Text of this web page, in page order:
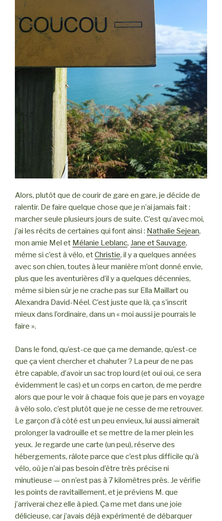
Alors, plutôt que de courir de gare en gare, je décide de
ralentir. De faire quelque chose que je n’ai jamais fait :
marcher seule plusieurs jours de suite. C’est qu’avec moi,
j’ai les récits de certaines qui font ainsi : Nathalie Sejean,
mon amie Mel et Mélanie Leblanc, Jane et Sauvage,
même si c’est à vélo, etChristie, il y a quelques années
avec son chien, toutes à leur manière m’ont donné envie,
plus que les aventurières d’il y a quelques décennies,
même si bien sûr je ne crache pas sur Ella Maillart ou
Alexandra David-Néel. C’est juste que là, ça s’inscrit
mieux dans l’ordinaire, dans un « moi aussi je pourrais le
faire ».
Dans le fond, qu’est-ce que ça me demande, qu’est-ce
que ça vient chercher et chahuter ? La peur de ne pas
être capable, d’avoir un sac trop lourd (et oui oui, ce sera
évidemment le cas) et un corps en carton, de me perdre
alors que pour le voir à chaque fois que je pars en voyage
à vélo solo, c’est plutôt que je ne cesse de me retrouver.
Le garçon d’à côté est un peu envieux, lui aussi aimerait
prolonger la vadrouille et se mettre de la mer plein les
yeux. Je regarde une carte (un peu), réserve des
hébergements, râlote parce que c’est plus difficile qu’à
vélo, où je n’ai pas besoin d’être très précise ni
minutieuse — on n’est pas à 7 kilomètres près. Je vérifie
les points de ravitaillement, et je préviens M. que
j’arriverai chez elle à pied. Ça me met dans une joie
délicieuse, car j’avais déjà expérimenté de débarquer